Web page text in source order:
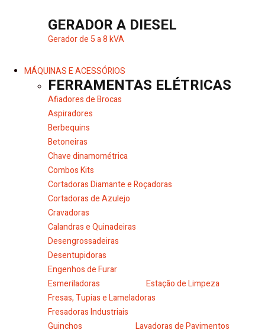
GERADOR A DIESEL
Gerador de 5 a 8 kVA
MÁQUINAS E ACESSÓRIOS
FERRAMENTAS ELÉTRICAS
Afiadores de Brocas
Aspiradores
Berbequins
Betoneiras
Chave dinamométrica
Combos Kits
Cortadoras Diamante e Roçadoras
Cortadoras de Azulejo
Cravadoras
Calandras e Quinadeiras
Desengrossadeiras
Desentupidoras
Engenhos de Furar
Esmeriladoras
Estação de Limpeza
Fresas, Tupias e Lameladoras
Fresadoras Industriais
Guinchos
Lavadoras de Pavimentos